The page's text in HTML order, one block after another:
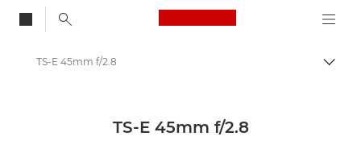
Canon Logo, back
Auf
Canon Kameraobjektive
TS-E 45mm f/2.8
TS-E 45mm f/2.8